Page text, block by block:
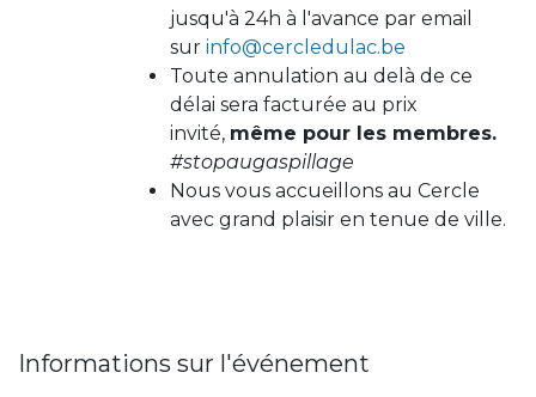
jusqu'à 24h à l'avance par email
sur info@cercledulac.be
Toute annulation au delà de ce
délai sera facturée au prix
invité, même pour les membres.
#stopaugaspillage
Nous vous accueillons au Cercle
avec grand plaisir en tenue de ville.
Informations sur l'événement